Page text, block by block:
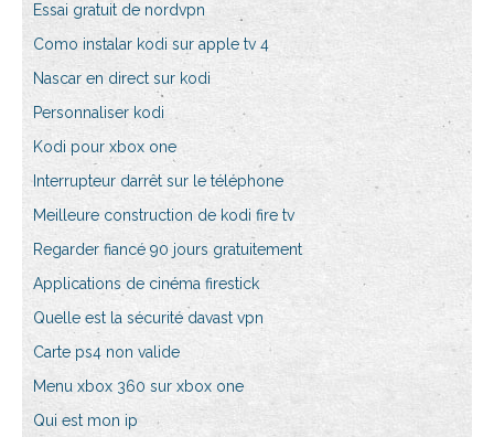
Essai gratuit de nordvpn
Como instalar kodi sur apple tv 4
Nascar en direct sur kodi
Personnaliser kodi
Kodi pour xbox one
Interrupteur darrêt sur le téléphone
Meilleure construction de kodi fire tv
Regarder fiancé 90 jours gratuitement
Applications de cinéma firestick
Quelle est la sécurité davast vpn
Carte ps4 non valide
Menu xbox 360 sur xbox one
Qui est mon ip